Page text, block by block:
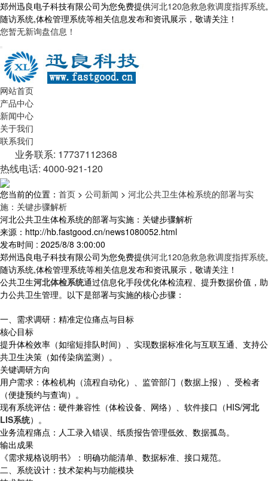
郑州迅良电子科技有限公司为您免费提供河北120急救急救调度指挥系统,
随访系统,体检管理系统等相关信息发布和资讯展示，敬请关注！
您暂无新询盘信息！
网站首页
产品中心
新闻中心
关于我们
联系我们
业务联系: 17737112368
热线电话: 4000-921-120
您当前的位置： 首页 > 公司新闻 > 河北公共卫生体检系统的部署与实
施：关键步骤解析
河北公共卫生体检系统的部署与实施：关键步骤解析
来源：http://hb.fastgood.cn/news1080052.html
发布时间 : 2025/8/8 3:00:00
郑州迅良电子科技有限公司为您免费提供河北120急救急救调度指挥系统,
随访系统,体检管理系统等相关信息发布和资讯展示，敬请关注！
公共卫生河北体检系统通过信息化手段优化体检流程、提升数据价值，助
力公共卫生管理。以下是部署与实施的核心步骤：
一、需求调研：精准定位痛点与目标
核心目标
提升体检效率（如缩短排队时间）、实现数据标准化与互联互通、支持公
共卫生决策（如传染病监测）。
关键调研方向
用户需求：体检机构（流程自动化）、监管部门（数据上报）、受检者
（便捷预约与查询）。
现有系统评估：硬件兼容性（体检设备、网络）、软件接口（HIS/河北
LIS系统）。
业务流程痛点：人工录入错误、纸质报告管理低效、数据孤岛。
输出成果
《需求规格说明书》：明确功能清单、数据标准、接口规范。
二、系统设计：技术架构与功能模块